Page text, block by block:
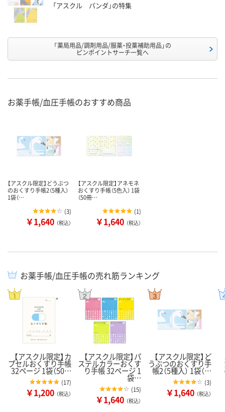
「アスクル パンダ」の特集
「薬局用品/調剤用品/服薬・投薬補助用品」の
ピンポイントサーチ一覧へ
お薬手帳/血圧手帳のおすすめ商品
【アスクル限定】どうぶつ
のおくすり手帳2（5種入）
1袋（…
(3)
￥1,640 （税込）
【アスクル限定】アネモネ
おくすり手帳（5色入） 1袋
（50冊…
(1)
￥1,640 （税込）
お薬手帳/血圧手帳の売れ筋ランキング
【アスクル限定】カ
プセルおくすり手帳
32ページ 1袋（50…
(17)
￥1,200 （税込）
【アスクル限定】パ
ステルカラーおくす
り手帳 32ページ 1
袋…
(15)
￥1,640 （税込）
【アスクル限定】ど
うぶつのおくすり手
帳2（5種入） 1袋（…
(3)
￥1,640 （税込）